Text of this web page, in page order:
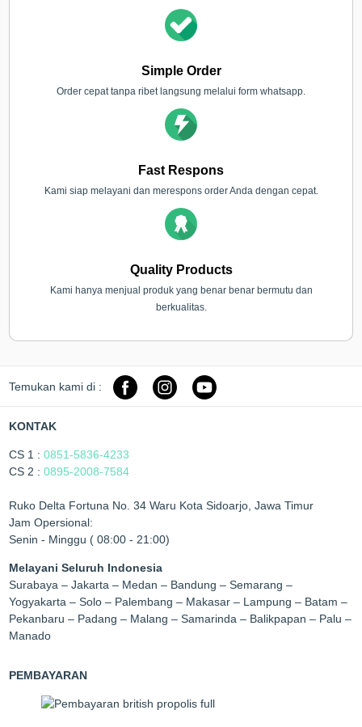
Simple Order
Order cepat tanpa ribet langsung melalui form whatsapp.
Fast Respons
Kami siap melayani dan merespons order Anda dengan cepat.
Quality Products
Kami hanya menjual produk yang benar benar bermutu dan
berkualitas.
Temukan kami di :
KONTAK
CS 1 :0851-5836-4233
CS 2 :0895-2008-7584
Ruko Delta Fortuna No. 34 Waru Kota Sidoarjo, Jawa Timur
Jam Opersional:
Senin - Minggu ( 08:00 - 21:00)
Melayani Seluruh Indonesia
Surabaya – Jakarta – Medan – Bandung – Semarang –
Yogyakarta – Solo – Palembang – Makasar – Lampung – Batam –
Pekanbaru – Padang – Malang – Samarinda – Balikpapan – Palu –
Manado
PEMBAYARAN